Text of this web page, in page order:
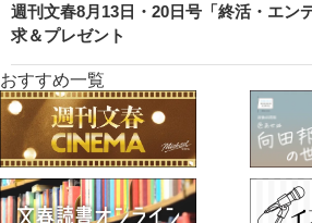
週刊文春8月13日・20日号「終活・エン
求＆プレゼント
おすすめ一覧